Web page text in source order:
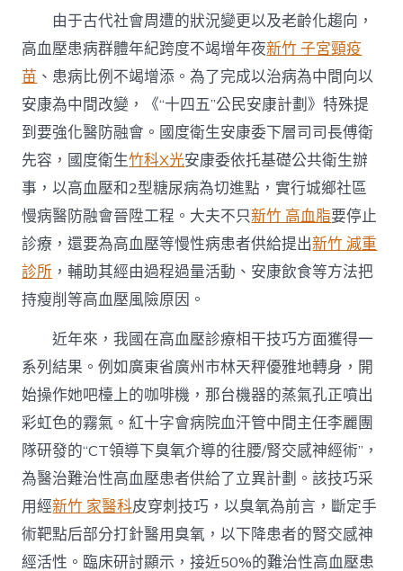
由于古代社會周遭的狀況變更以及老齡化趨向，
高血壓患病群體年紀跨度不竭增年夜新竹 子宮頸疫
苗 、患病比例不竭增添。為了完成以治病為中間向以
安康為中間改變，《“十四五”公民安康計劃》特殊提
到要強化醫防融會。國度衛生安康委下層司司長傅衛
先容，國度衛生竹科X光安康委依托基礎公共衛生辦
事，以高血壓和2型糖尿病為切進點，實行城鄉社區
慢病醫防融會晉陞工程。大夫不只新竹 高血脂要停止
診療，還要為高血壓等慢性病患者供給提出新竹 減重
診所 ，輔助其經由過程過量活動、安康飲食等方法把
持瘦削等高血壓風險原因。
近年來，我國在高血壓診療相干技巧方面獲得一
系列結果。例如廣東省廣州市林天秤優雅地轉身，開
始操作她吧檯上的咖啡機，那台機器的蒸氣孔正噴出
彩虹色的霧氣。紅十字會病院血汗管中間主任李麗團
隊研發的“CT領導下臭氧介導的往腰/腎交感神經術”，
為醫治難治性高血壓患者供給了立異計劃。該技巧采
用經新竹 家醫科皮穿刺技巧，以臭氧為前言，斷定手
術靶點后部分打針醫用臭氧，以下降患者的腎交感神
經活性。臨床研討顯示，接近50%的難治性高血壓患